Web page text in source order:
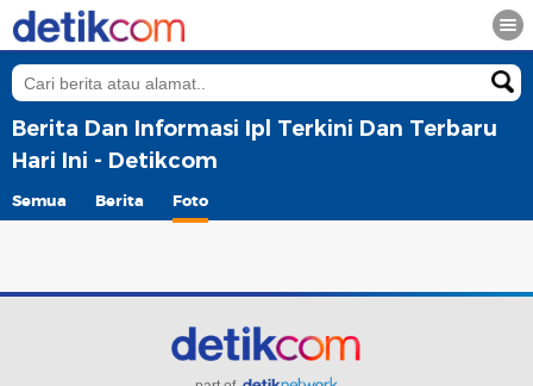
Berita Dan Informasi Ipl Terkini Dan Terbaru
Hari Ini - Detikcom
Semua Berita Foto